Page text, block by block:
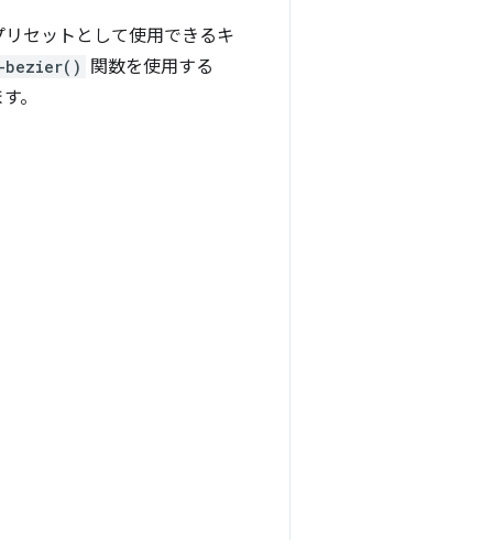
セットとして使用できるキ
bezier()
関数を使用する
。